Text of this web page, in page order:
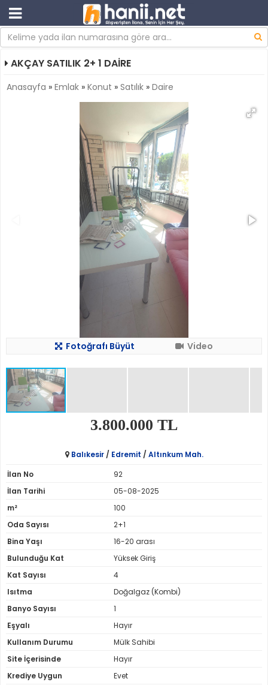
AKÇAY SATILIK 2+ 1 DAİRE
Anasayfa » Emlak » Konut » Satılık » Daire
Fotoğrafı Büyüt Video
3.800.000 TL
Balıkesir/ Edremit / Altınkum Mah.
İlan No
92
İlan Tarihi
05-08-2025
m²
100
Oda Sayısı
2+1
Bina Yaşı
16-20 arası
Bulunduğu Kat
Yüksek Giriş
Kat Sayısı
4
Isıtma
Doğalgaz (Kombi)
Banyo Sayısı
1
Eşyalı
Hayır
Kullanım Durumu
Mülk Sahibi
Site İçerisinde
Hayır
Krediye Uygun
Evet